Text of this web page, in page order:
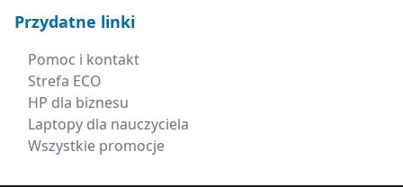
Przydatne linki
Pomoc i kontakt
Strefa ECO
HP dla biznesu
Laptopy dla nauczyciela
Wszystkie promocje